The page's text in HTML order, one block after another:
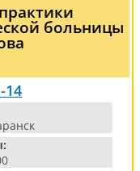
больницы
14